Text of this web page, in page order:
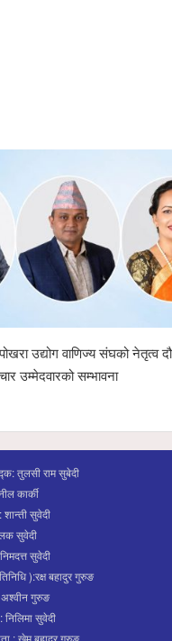
लागि
गृहमन्त्री गुरुङसहितको
प्रतिनिधिबीच १३ बुँदे
तुलसी राम सुबेदी
कार्की
सुवेदी
सुवेदी
सुवेदी
):रक्ष बहादुर गुरुङ
अश्वीन गुरुङ
निलिमा सुवेदी
: खेम बहादुर गुरुङ